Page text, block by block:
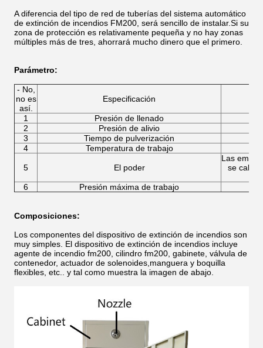
A diferencia del tipo de red de tuberías del sistema automático
de extinción de incendios FM200, será sencillo de instalar.Si su
zona de protección es relativamente pequeña y no hay zonas
múltiples más de tres, ahorrará mucho dinero que el primero.
Parámetro:
- No,
no es
así.
Especificación
1
Presión de llenado
2
Presión de alivio
3
Tiempo de pulverización
4
Temperatura de trabajo
5 El poder
Las
se
6 Presión máxima de trabajo
Composiciones:
Los componentes del dispositivo de extinción de incendios son
muy simples. El dispositivo de extinción de incendios incluye
agente de incendio fm200, cilindro fm200, gabinete, válvula de
contenedor, actuador de solenoides,manguera y boquilla
flexibles, etc.. y tal como muestra la imagen de abajo.